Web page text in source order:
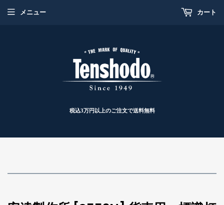
税込3万円以上のご注文で送料無料
メニュー カート